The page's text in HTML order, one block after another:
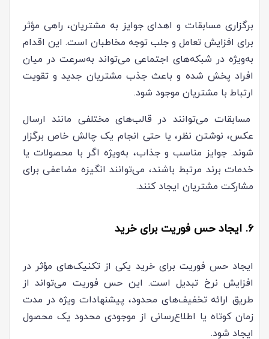
برگزاری مسابقات و اهدای جوایز به مشتریان، راهی مؤثر
برای افزایش تعامل و جلب توجه مخاطبان است. این اقدام
به‌ویژه در شبکه‌های اجتماعی می‌تواند به‌سرعت در میان
افراد پخش شده و باعث جذب مشتریان جدید و تقویت
ارتباط با مشتریان موجود شود.
مسابقات می‌توانند در قالب‌های مختلفی مانند ارسال
عکس، نوشتن نظر، یا حتی انجام یک چالش خاص برگزار
شوند. جوایز مناسب و جذاب، به‌ویژه اگر با محصولات یا
خدمات برند مرتبط باشند، می‌توانند انگیزه مضاعفی برای
مشارکت مشتریان ایجاد کنند.
6. ایجاد حس فوریت برای خرید
ایجاد حس فوریت برای خرید یکی از تکنیک‌های مؤثر در
افزایش نرخ تبدیل است. این حس فوریت می‌تواند از
طریق ارائه تخفیف‌های محدود، پیشنهادات ویژه در مدت
زمان کوتاه یا اطلاع‌رسانی از موجودی محدود یک محصول
ایجاد شود.